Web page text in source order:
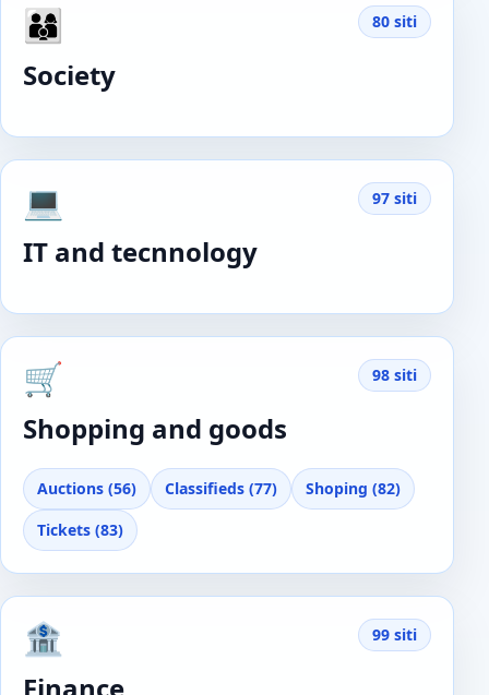
👨‍👩‍👦
Society
80 siti
💻
IT and tecnnology
97 siti
🛒
Shopping and goods
98 siti
Auctions (56) Classifieds (77)
Shoping (82)
Tickets (83)
🏦 99 siti